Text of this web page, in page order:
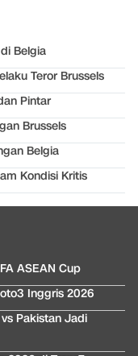
Belgia
Teror Brussels
Pintar
Brussels
Belgia
Kondisi Kritis
ASEAN Cup
Inggris 2026
Pakistan Jadi